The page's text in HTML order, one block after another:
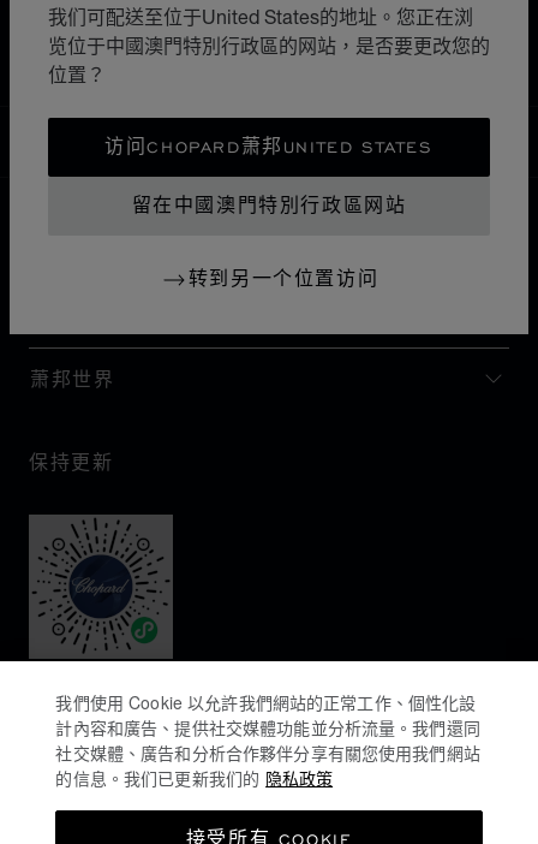
我们可配送至位于United States的地址。您正在浏
览位于中國澳門特別行政區的网站，是否要更改您的
位置？
访问CHOPARD萧邦UNITED STATES
留在中國澳門特別行政區网站
转到另一个位置访问
主页 查找精品店 所有店铺 亚洲 大洋洲
菲律宾 MAKATI CITY
中國澳門特別行政區
本地化（更改国家/地区）
更改国家/地区
萧邦世界
保持更新
我們使用 Cookie 以允許我們網站的正常工作、個性化設
計內容和廣告、提供社交媒體功能並分析流量。我們還同
社交媒體、廣告和分析合作夥伴分享有關您使用我們網站
的信息。我们已更新我们的 隐私政策
接受所有 COOKIE